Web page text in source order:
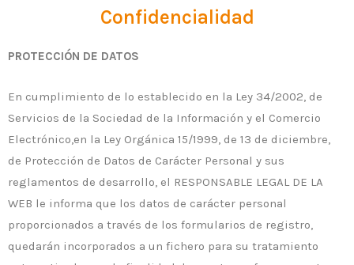
Confidencialidad
PROTECCIÓN DE DATOS
En cumplimiento de lo establecido en la Ley 34/2002, de
Servicios de la Sociedad de la Información y el Comercio
Electrónico,en la Ley Orgánica 15/1999, de 13 de diciembre,
de Protección de Datos de Carácter Personal y sus
reglamentos de desarrollo, el RESPONSABLE LEGAL DE LA
WEB le informa que los datos de carácter personal
proporcionados a través de los formularios de registro,
quedarán incorporados a un fichero para su tratamiento